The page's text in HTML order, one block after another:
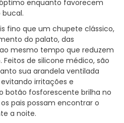
enquanto favorecem
fino que um chupete clássico,
do palato, das
mesmo tempo que reduzem
de silicone médico, são
sua arandela ventilada
irritações e
botão fosforescente brilha no
pais possam encontrar o
a noite.